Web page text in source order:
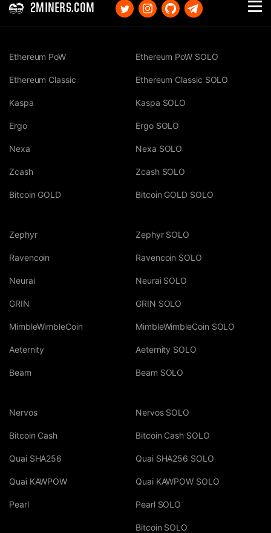
2MINERS.COM
Ethereum PoW
Ethereum Classic
Kaspa
Ergo
Nexa
Zcash
Bitcoin GOLD
Ethereum PoW SOLO
Ethereum Classic SOLO
Kaspa SOLO
Ergo SOLO
Nexa SOLO
Zcash SOLO
Bitcoin GOLD SOLO
Zephyr
Ravencoin
Neurai
GRIN
MimbleWimbleCoin
Aeternity
Beam
Zephyr SOLO
Ravencoin SOLO
Neurai SOLO
GRIN SOLO
MimbleWimbleCoin SOLO
Aeternity SOLO
Beam SOLO
Nervos
Bitcoin Cash
Quai SHA256
Quai KAWPOW
Pearl
Nervos SOLO
Bitcoin Cash SOLO
Quai SHA256 SOLO
Quai KAWPOW SOLO
Pearl SOLO
Bitcoin SOLO